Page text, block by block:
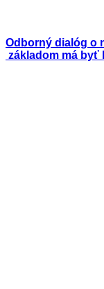
Odborný dialóg o
základom má byť